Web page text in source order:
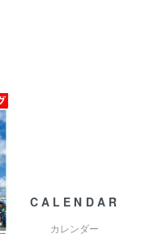
CALENDAR
カレンダー